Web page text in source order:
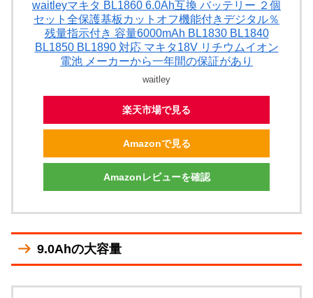
waitleyマキタ BL1860 6.0Ah互換 バッテリー ２個
セット全保護基板カットオフ機能付きデジタル％
残量指示付き 容量6000mAh BL1830 BL1840
BL1850 BL1890 対応 マキタ18V リチウムイオン
電池 メーカーから一年間の保証があり
waitley
楽天市場で見る
Amazonで見る
Amazonレビューを確認
9.0Ahの大容量